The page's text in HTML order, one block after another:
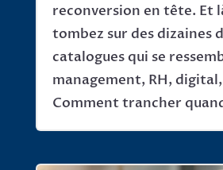
reconversion en tête. Et
tombez sur des dizaines
catalogues qui se
management, RH,
Comment trancher